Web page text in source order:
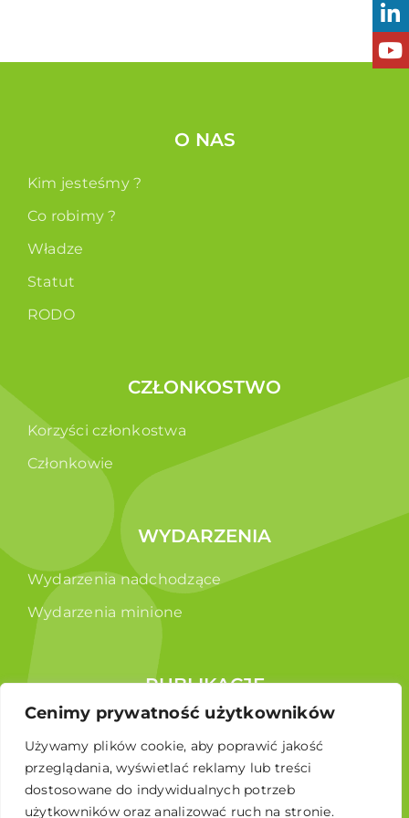
Cenimy prywatność użytkowników
Używamy plików cookie, aby poprawić jakość
przeglądania, wyświetlać reklamy lub treści
dostosowane do indywidualnych potrzeb
użytkowników oraz analizować ruch na stronie.
O NAS
Kim jesteśmy ?
Co robimy ?
Władze
Statut
RODO
CZŁONKOSTWO
Korzyści członkostwa
Członkowie
WYDARZENIA
Wydarzenia nadchodzące
Wydarzenia minione
PUBLIKACJE
Raporty
Broszura edukacyjna